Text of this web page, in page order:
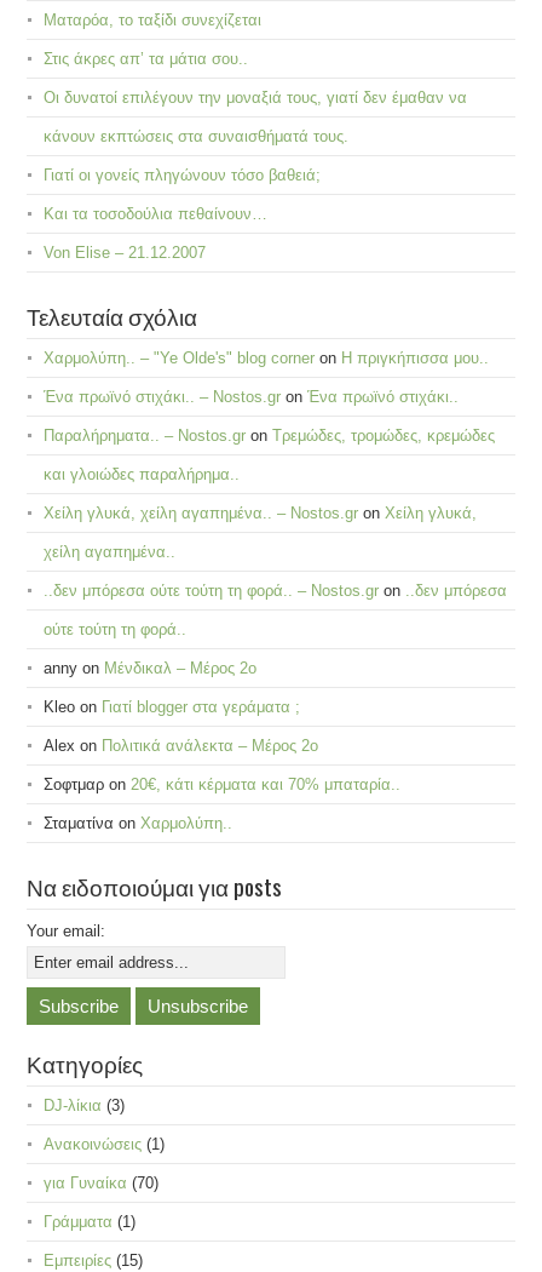
Ματαρόα, το ταξίδι συνεχίζεται
Στις άκρες απ’ τα μάτια σου..
Οι δυνατοί επιλέγουν την μοναξιά τους, γιατί δεν έμαθαν να
κάνουν εκπτώσεις στα συναισθήματά τους.
Γιατί οι γονείς πληγώνουν τόσο βαθειά;
Και τα τοσοδούλια πεθαίνουν…
Von Elise – 21.12.2007
Τελευταία σχόλια
Χαρμολύπη.. – "Ye Olde's" blog corner on Η πριγκήπισσα μου..
Ένα πρωϊνό στιχάκι.. – Nostos.gr onΈνα πρωϊνό στιχάκι..
Παραλήρηματα.. – Nostos.gr onΤρεμώδες, τρομώδες, κρεμώδες
και γλοιώδες παραλήρημα..
Χείλη γλυκά, χείλη αγαπημένα.. – Nostos.gr onΧείλη γλυκά,
χείλη αγαπημένα..
..δεν μπόρεσα ούτε τούτη τη φορά.. – Nostos.gr on ..δεν μπόρεσα
ούτε τούτη τη φορά..
anny on Μένδικαλ – Μέρος 2ο
Kleo on Γιατί blogger στα γεράματα ;
Alex on Πολιτικά ανάλεκτα – Μέρος 2ο
Σοφτμαρ on 20€, κάτι κέρματα και 70% μπαταρία..
Σταματίνα onΧαρμολύπη..
Να ειδοποιούμαι για posts
Your email:
Κατηγορίες
DJ-λίκια (3)
Ανακοινώσεις (1)
για Γυναίκα (70)
Γράμματα (1)
Εμπειρίες (15)